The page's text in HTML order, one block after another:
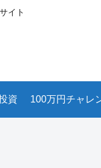
イト
資 100万円チャレ